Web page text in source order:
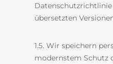
übersetzten
1.5. Wir speichern
modernstem Schutz